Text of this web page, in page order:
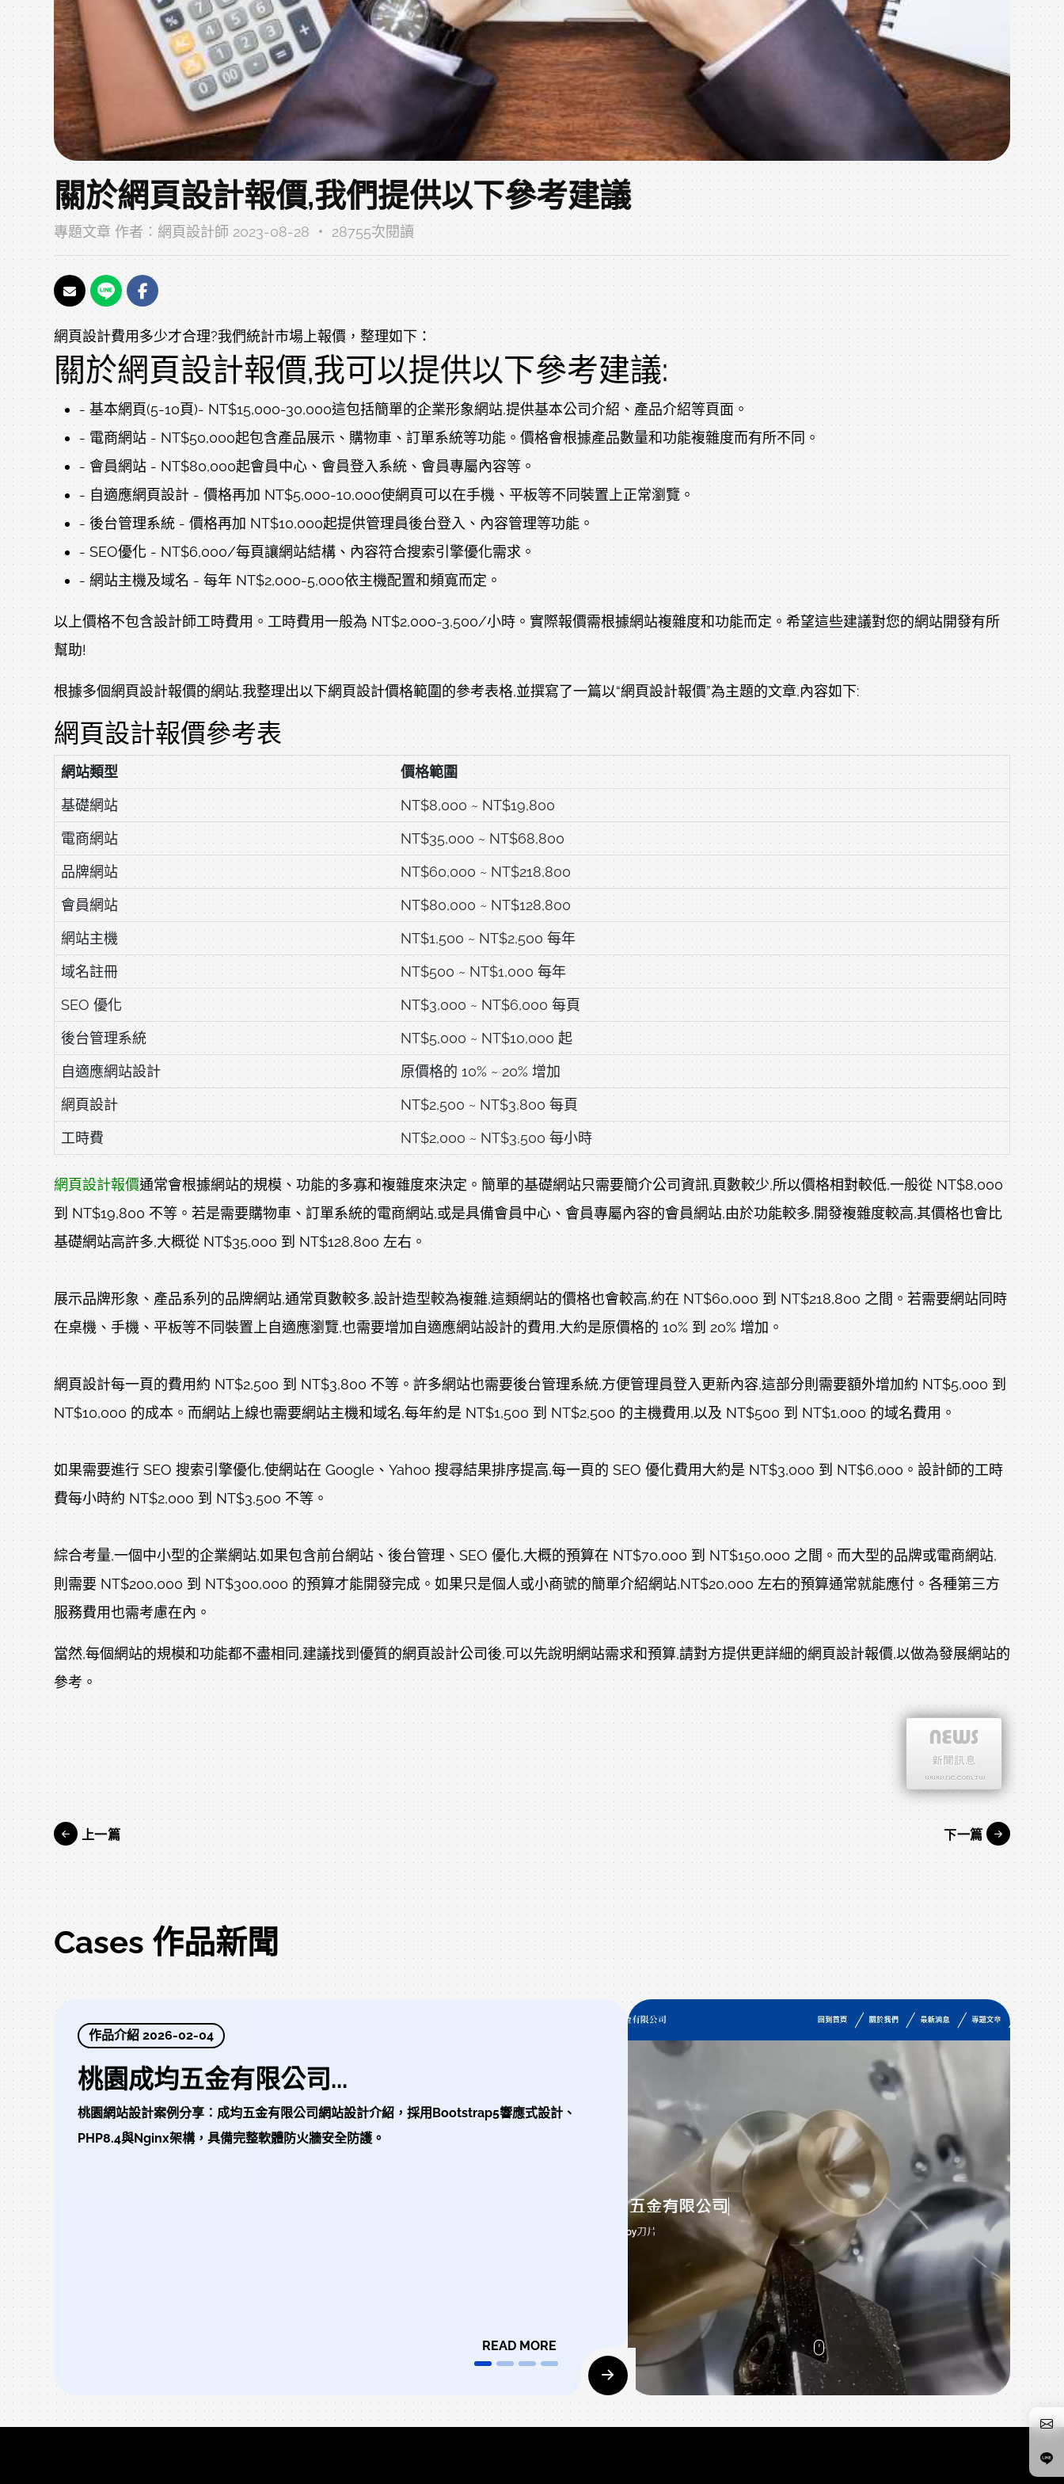
關於網頁設計報價,我們提供以下參考建議
專題文章 作者： 網頁設計師 2023-08-28 ‧ 28755次閱讀
網頁設計費用多少才合理?我們統計市場上報價，整理如下：
關於網頁設計報價,我可以提供以下參考建議:
- 基本網頁(5-10頁)- NT$15,000-30,000這包括簡單的企業形象網站,提供基本公司介紹、產品介紹等頁面。
- 電商網站 - NT$50,000起包含產品展示、購物車、訂單系統等功能。價格會根據產品數量和功能複雜度而有所不同。
- 會員網站 - NT$80,000起會員中心、會員登入系統、會員專屬內容等。
- 自適應網頁設計 - 價格再加 NT$5,000-10,000使網頁可以在手機、平板等不同裝置上正常瀏覽。
- 後台管理系統 - 價格再加 NT$10,000起提供管理員後台登入、內容管理等功能。
- SEO優化 - NT$6,000/每頁讓網站結構、內容符合搜索引擎優化需求。
- 網站主機及域名 - 每年 NT$2,000-5,000依主機配置和頻寬而定。
以上價格不包含設計師工時費用。工時費用一般為 NT$2,000-3,500/小時。實際報價需根據網站複雜度和功能而定。希望這些建議對您的網站開發有所
幫助!
根據多個網頁設計報價的網站,我整理出以下網頁設計價格範圍的參考表格,並撰寫了一篇以“網頁設計報價”為主題的文章,內容如下:
網頁設計報價參考表
網站類型
價格範圍
基礎網站
NT$8,000 ~ NT$19,800
電商網站
NT$35,000 ~ NT$68,800
品牌網站
NT$60,000 ~ NT$218,800
會員網站
NT$80,000 ~ NT$128,800
網站主機
NT$1,500 ~ NT$2,500 每年
域名註冊
NT$500 ~ NT$1,000 每年
SEO 優化
NT$3,000 ~ NT$6,000 每頁
後台管理系統
NT$5,000 ~ NT$10,000 起
自適應網站設計
原價格的 10% ~ 20% 增加
網頁設計
NT$2,500 ~ NT$3,800 每頁
工時費
NT$2,000 ~ NT$3,500 每小時
網頁設計報價通常會根據網站的規模、功能的多寡和複雜度來決定。簡單的基礎網站只需要簡介公司資訊,頁數較少,所以價格相對較低,一般從 NT$8,000
到 NT$19,800 不等。若是需要購物車、訂單系統的電商網站,或是具備會員中心、會員專屬內容的會員網站,由於功能較多,開發複雜度較高,其價格也會比
基礎網站高許多,大概從 NT$35,000 到 NT$128,800 左右。
展示品牌形象、產品系列的品牌網站,通常頁數較多,設計造型較為複雜,這類網站的價格也會較高,約在 NT$60,000 到 NT$218,800 之間。若需要網站同時
在桌機、手機、平板等不同裝置上自適應瀏覽,也需要增加自適應網站設計的費用,大約是原價格的 10% 到 20% 增加。
網頁設計每一頁的費用約 NT$2,500 到 NT$3,800 不等。許多網站也需要後台管理系統,方便管理員登入更新內容,這部分則需要額外增加約 NT$5,000 到
NT$10,000 的成本。而網站上線也需要網站主機和域名,每年約是 NT$1,500 到 NT$2,500 的主機費用,以及 NT$500 到 NT$1,000 的域名費用。
如果需要進行 SEO 搜索引擎優化,使網站在 Google、Yahoo 搜尋結果排序提高,每一頁的 SEO 優化費用大約是 NT$3,000 到 NT$6,000。設計師的工時
費每小時約 NT$2,000 到 NT$3,500 不等。
綜合考量,一個中小型的企業網站,如果包含前台網站、後台管理、SEO 優化,大概的預算在 NT$70,000 到 NT$150,000 之間。而大型的品牌或電商網站,
則需要 NT$200,000 到 NT$300,000 的預算才能開發完成。如果只是個人或小商號的簡單介紹網站,NT$20,000 左右的預算通常就能應付。各種第三方
服務費用也需考慮在內。
當然,每個網站的規模和功能都不盡相同,建議找到優質的網頁設計公司後,可以先說明網站需求和預算,請對方提供更詳細的網頁設計報價,以做為發展網站的
參考。
上一篇 下一篇
Cases 作品新聞
作品介紹 2026-02-04
桃園成均五金有限公司...
桃園網站設計案例分享：成均五金有限公司網站設計介紹，採用Bootstrap5響應式設計、
PHP8.4與Nginx架構，具備完整軟體防火牆安全防護。
READ MORE
在
於
戶